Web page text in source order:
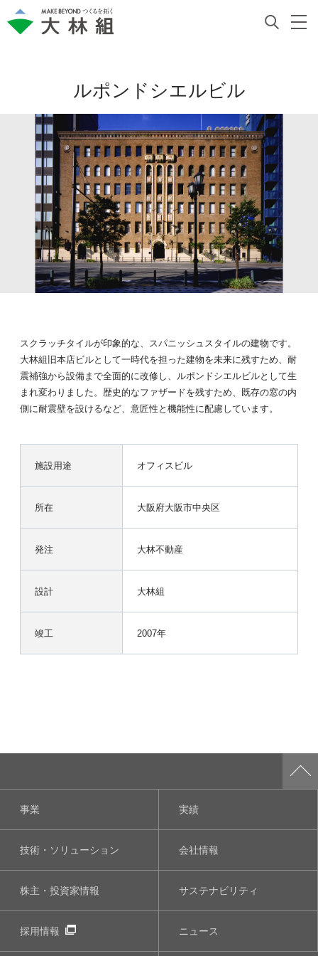
ルポンドシエルビル
スクラッチタイルが印象的な、スパニッシュスタイルの建物です。
大林組旧本店ビルとして一時代を担った建物を未来に残すため、耐
震補強から設備まで全面的に改修し、ルポンドシエルビルとして生
まれ変わりました。歴史的なファザードを残すため、既存の窓の内
側に耐震壁を設けるなど、意匠性と機能性に配慮しています。
施設用途 オフィスビル
所在 大阪府大阪市中央区
発注 大林不動産
設計 大林組
竣工 2007年
事業 実績
技術・ソリューション 会社情報
株主・投資家情報 サステナビリティ
採用情報 ニュース